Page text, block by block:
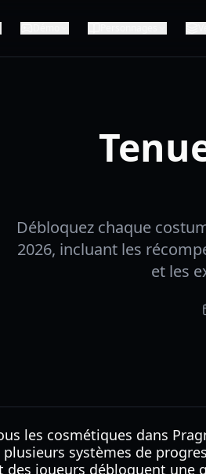
Débloquez chaque
2026, incluant les
et les
les cosmétiques dans
systèmes de
des joueurs débloquent une